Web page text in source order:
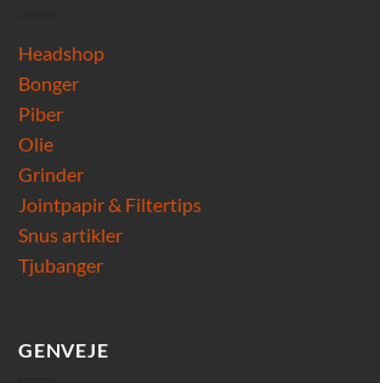
Headshop
Bonger
Piber
Olie
Grinder
Jointpapir & Filtertips
Snus artikler
Tjubanger
GENVEJE